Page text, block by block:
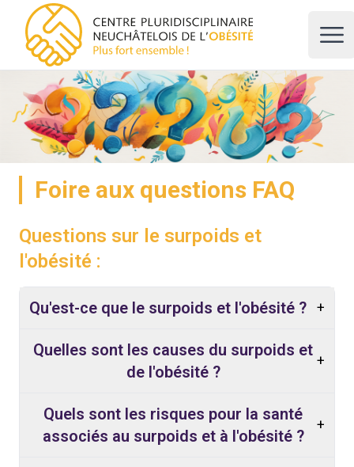
CPNO, centre pluridisciplinaire neuchâtelois de l'obésité
Foire aux questions FAQ
Questions sur le surpoids et
l'obésité :
Qu'est-ce que le surpoids et l'obésité ? +
Quelles sont les causes du surpoids et
de l'obésité ?
+
Quels sont les risques pour la santé
associés au surpoids et à l'obésité ?
+